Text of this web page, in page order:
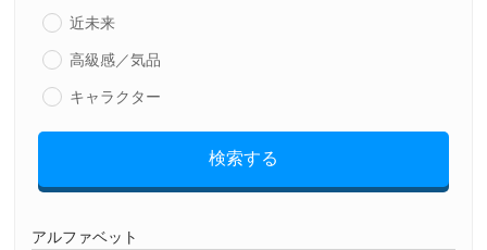
近未来
高級感／気品
キャラクター
検索する
アルファベット